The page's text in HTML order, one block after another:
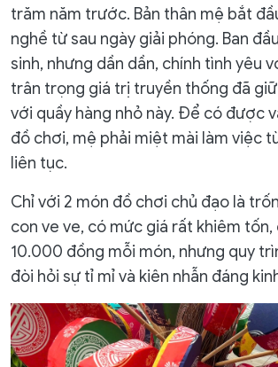
trăm năm trước. Bản thân mệ bắt
nghề từ sau ngày giải phóng. Ban
sinh, nhưng dần dần, chính tình yêu
trân trọng giá trị truyền thống đã
với quầy hàng nhỏ này. Để có được
đồ chơi, mệ phải miệt mài làm việc
liên tục.
Chỉ với 2 món đồ chơi chủ đạo là
con ve ve, có mức giá rất khiêm tốn,
10.000 đồng mỗi món, nhưng quy
đòi hỏi sự tỉ mỉ và kiên nhẫn đáng